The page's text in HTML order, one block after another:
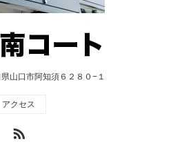
山口市阿知須６２８０−１
アクセス